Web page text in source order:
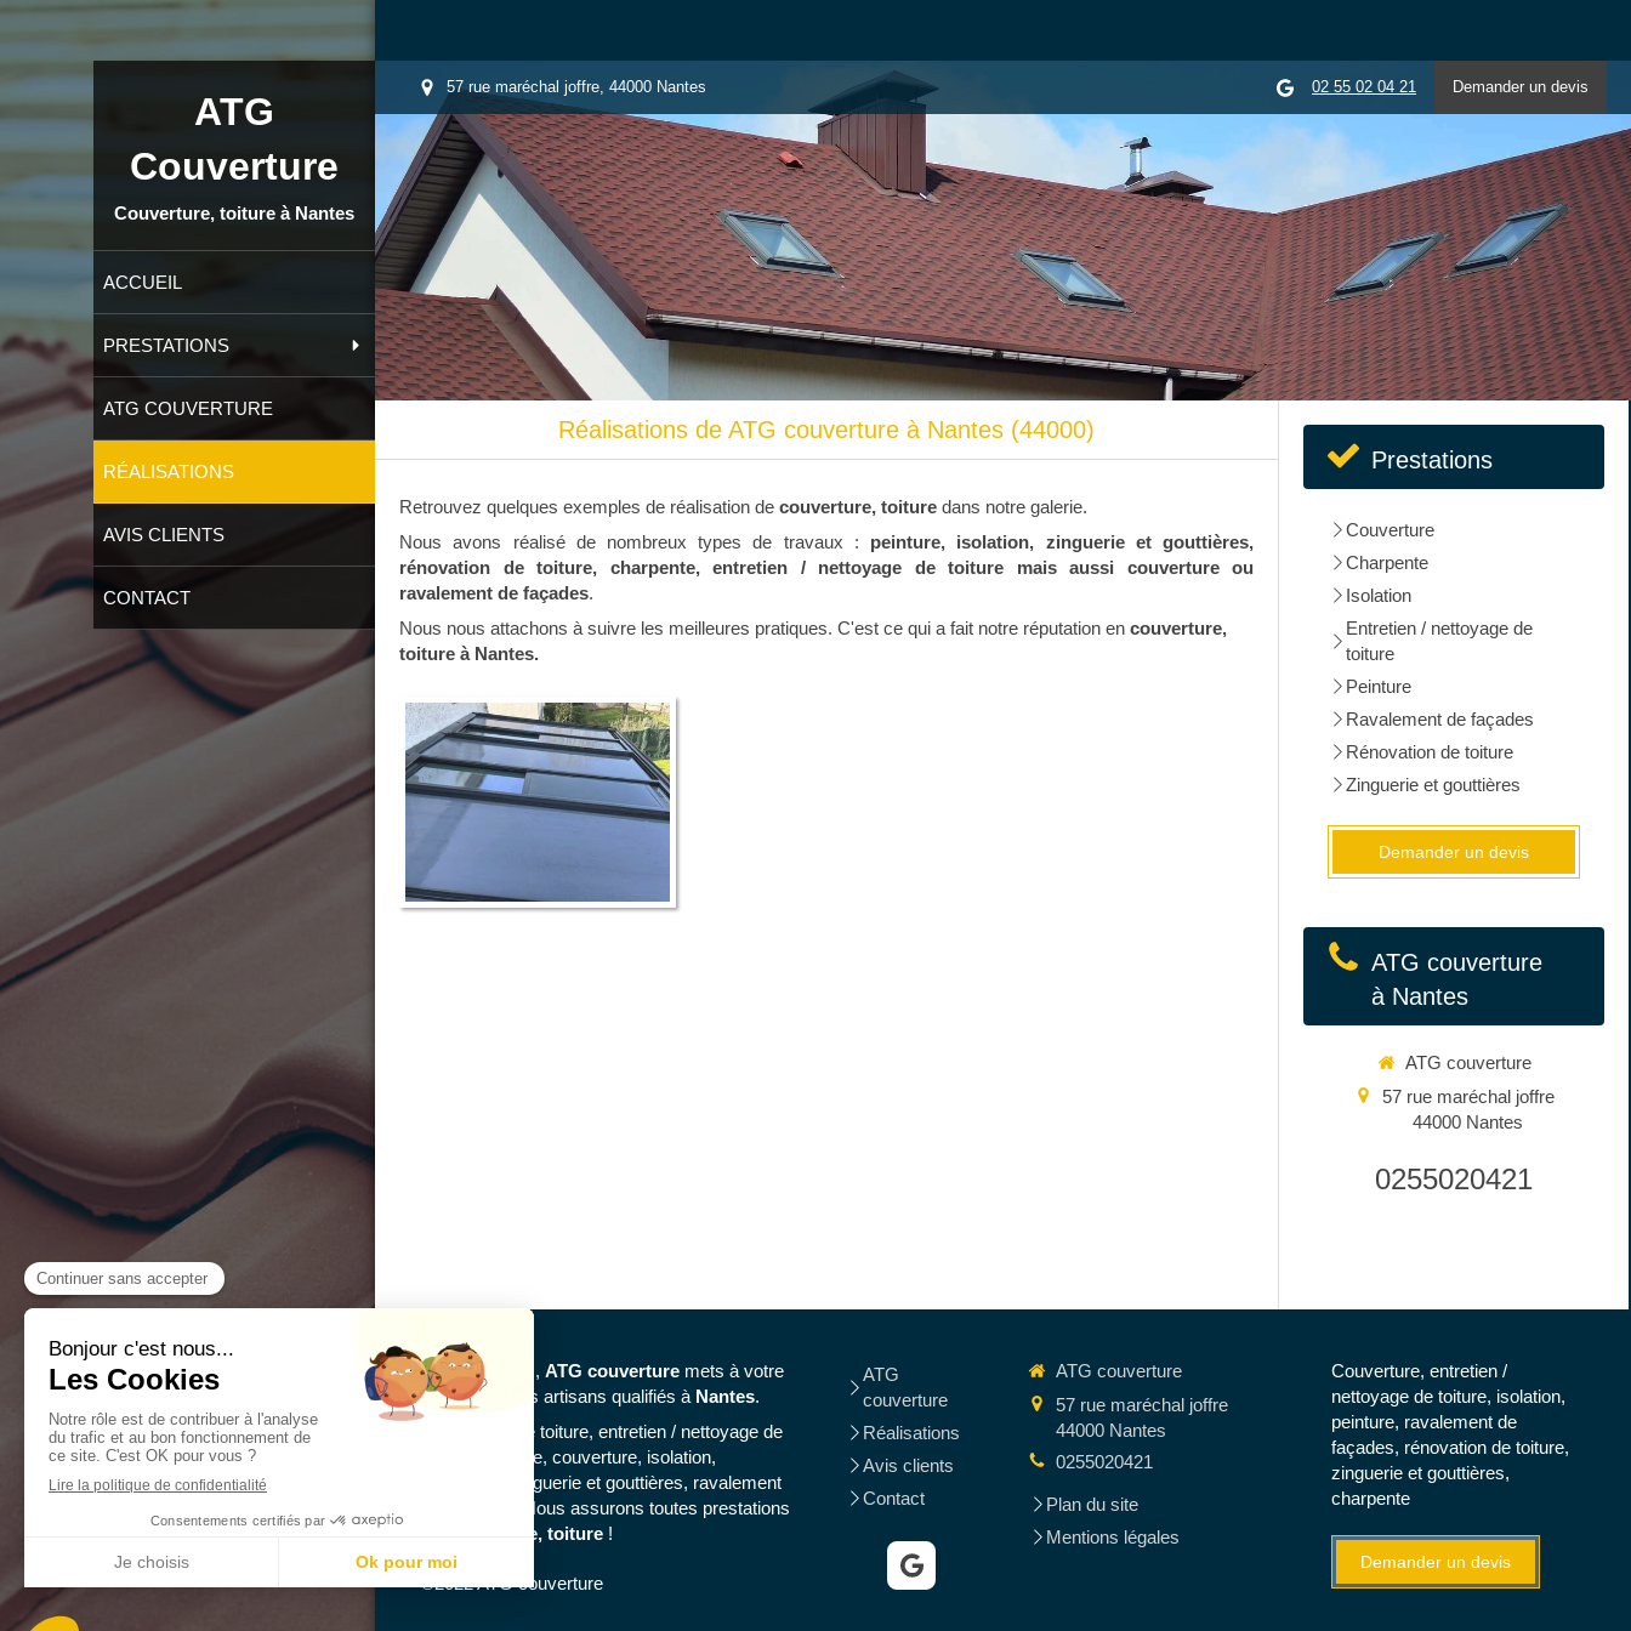
ATG
Couverture
Couverture, toiture à Nantes
ACCUEIL
PRESTATIONS
ATG COUVERTURE
RÉALISATIONS
AVIS CLIENTS
CONTACT
57 rue maréchal joffre, 44000 Nantes Demander un devis
02 55 02 04 21
Réalisations de ATG couverture à Nantes (44000)
Retrouvez quelques exemples de réalisation decouverture, toituredans notre galerie.
Nous avons réalisé de nombreux types de travaux : peinture, isolation, zinguerie et gouttières,
rénovation de toiture, charpente, entretien / nettoyage de toiture mais aussi couverture ou
ravalement de façades.
Nous nous attachons à suivre les meilleures pratiques. C'est ce qui a fait notre réputation encouverture,
toiture à Nantes.
Prestations
Couverture
Charpente
Isolation
Entretien / nettoyage de
toiture
Peinture
Ravalement de façades
Rénovation de toiture
Zinguerie et gouttières
Demander un devis
ATG couverture
à Nantes
ATG couverture
57 rue maréchal joffre
44000 Nantes
0255020421
Depuis 10 ans, ATG couverture mets à votre
disposition ses artisans qualifiés à Nantes.
Rénovation de toiture, entretien / nettoyage de
toiture, peinture, couverture, isolation,
charpente, zinguerie et gouttières, ravalement
de façades...Nous assurons toutes prestations
couverture, toiture !
©2022 ATG couverture
ATG
couverture
Réalisations
Avis clients
Contact
ATG couverture
57 rue maréchal joffre
44000 Nantes
0255020421
Plan du site
Mentions légales
Couverture, entretien /
nettoyage de toiture, isolation,
peinture, ravalement de
façades, rénovation de toiture,
zinguerie et gouttières,
charpente
Demander un devis